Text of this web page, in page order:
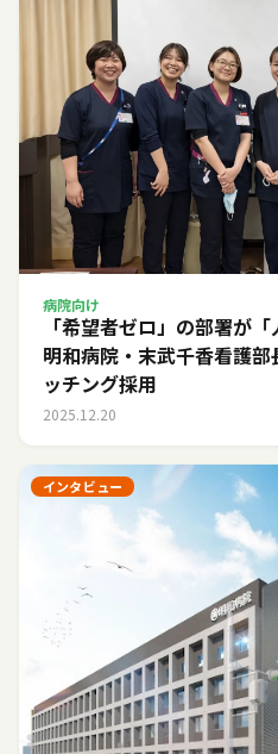
病院向け
「希望者ゼロ」の部署が「
明和病院・末武千香看護
ッチング採用
2025.12.20
インタビュー